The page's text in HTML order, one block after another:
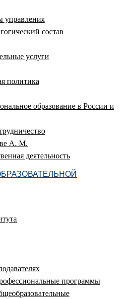
управления
состав
услуги
политика
образование в России и
А. М.
деятельность
программы